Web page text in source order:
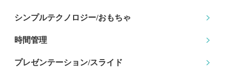
シンプルテクノロジー/おもちゃ
時間管理
プレゼンテーション/スライド